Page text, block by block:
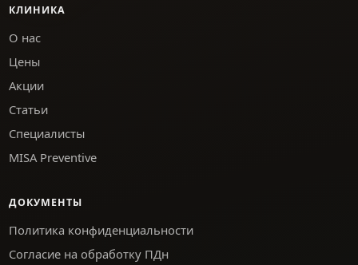
КЛИНИКА
О нас
Цены
Акции
Статьи
Специалисты
MISA Preventive
ДОКУМЕНТЫ
Политика конфиденциальности
Согласие на обработку ПДн